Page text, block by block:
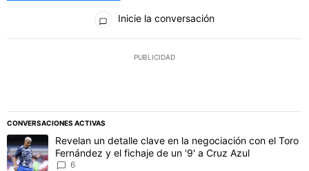
Todos los comentarios
Inicie la conversación
PUBLICIDAD
CONVERSACIONES ACTIVAS
Este listado muestra los artículos con más comentarios en los
Un artículo de tendencia con el título "Revelan un detalle clave
Revelan un detalle clave en la negociación con el Toro
Fernández y el fichaje de un '9' a Cruz Azul
6